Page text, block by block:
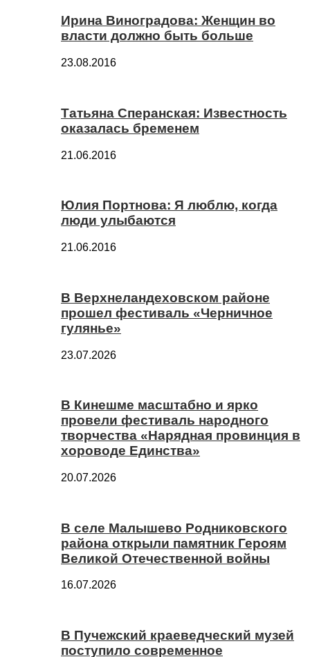
Ирина Виноградова: Женщин во
власти должно быть больше
23.08.2016
Татьяна Сперанская: Известность
оказалась бременем
21.06.2016
Юлия Портнова: Я люблю, когда
люди улыбаются
21.06.2016
В Верхнеландеховском районе
прошел фестиваль «Черничное
гулянье»
23.07.2026
В Кинешме масштабно и ярко
провели фестиваль народного
творчества «Нарядная провинция в
хороводе Единства»
20.07.2026
В селе Малышево Родниковского
района открыли памятник Героям
Великой Отечественной войны
16.07.2026
В Пучежский краеведческий музей
поступило современное